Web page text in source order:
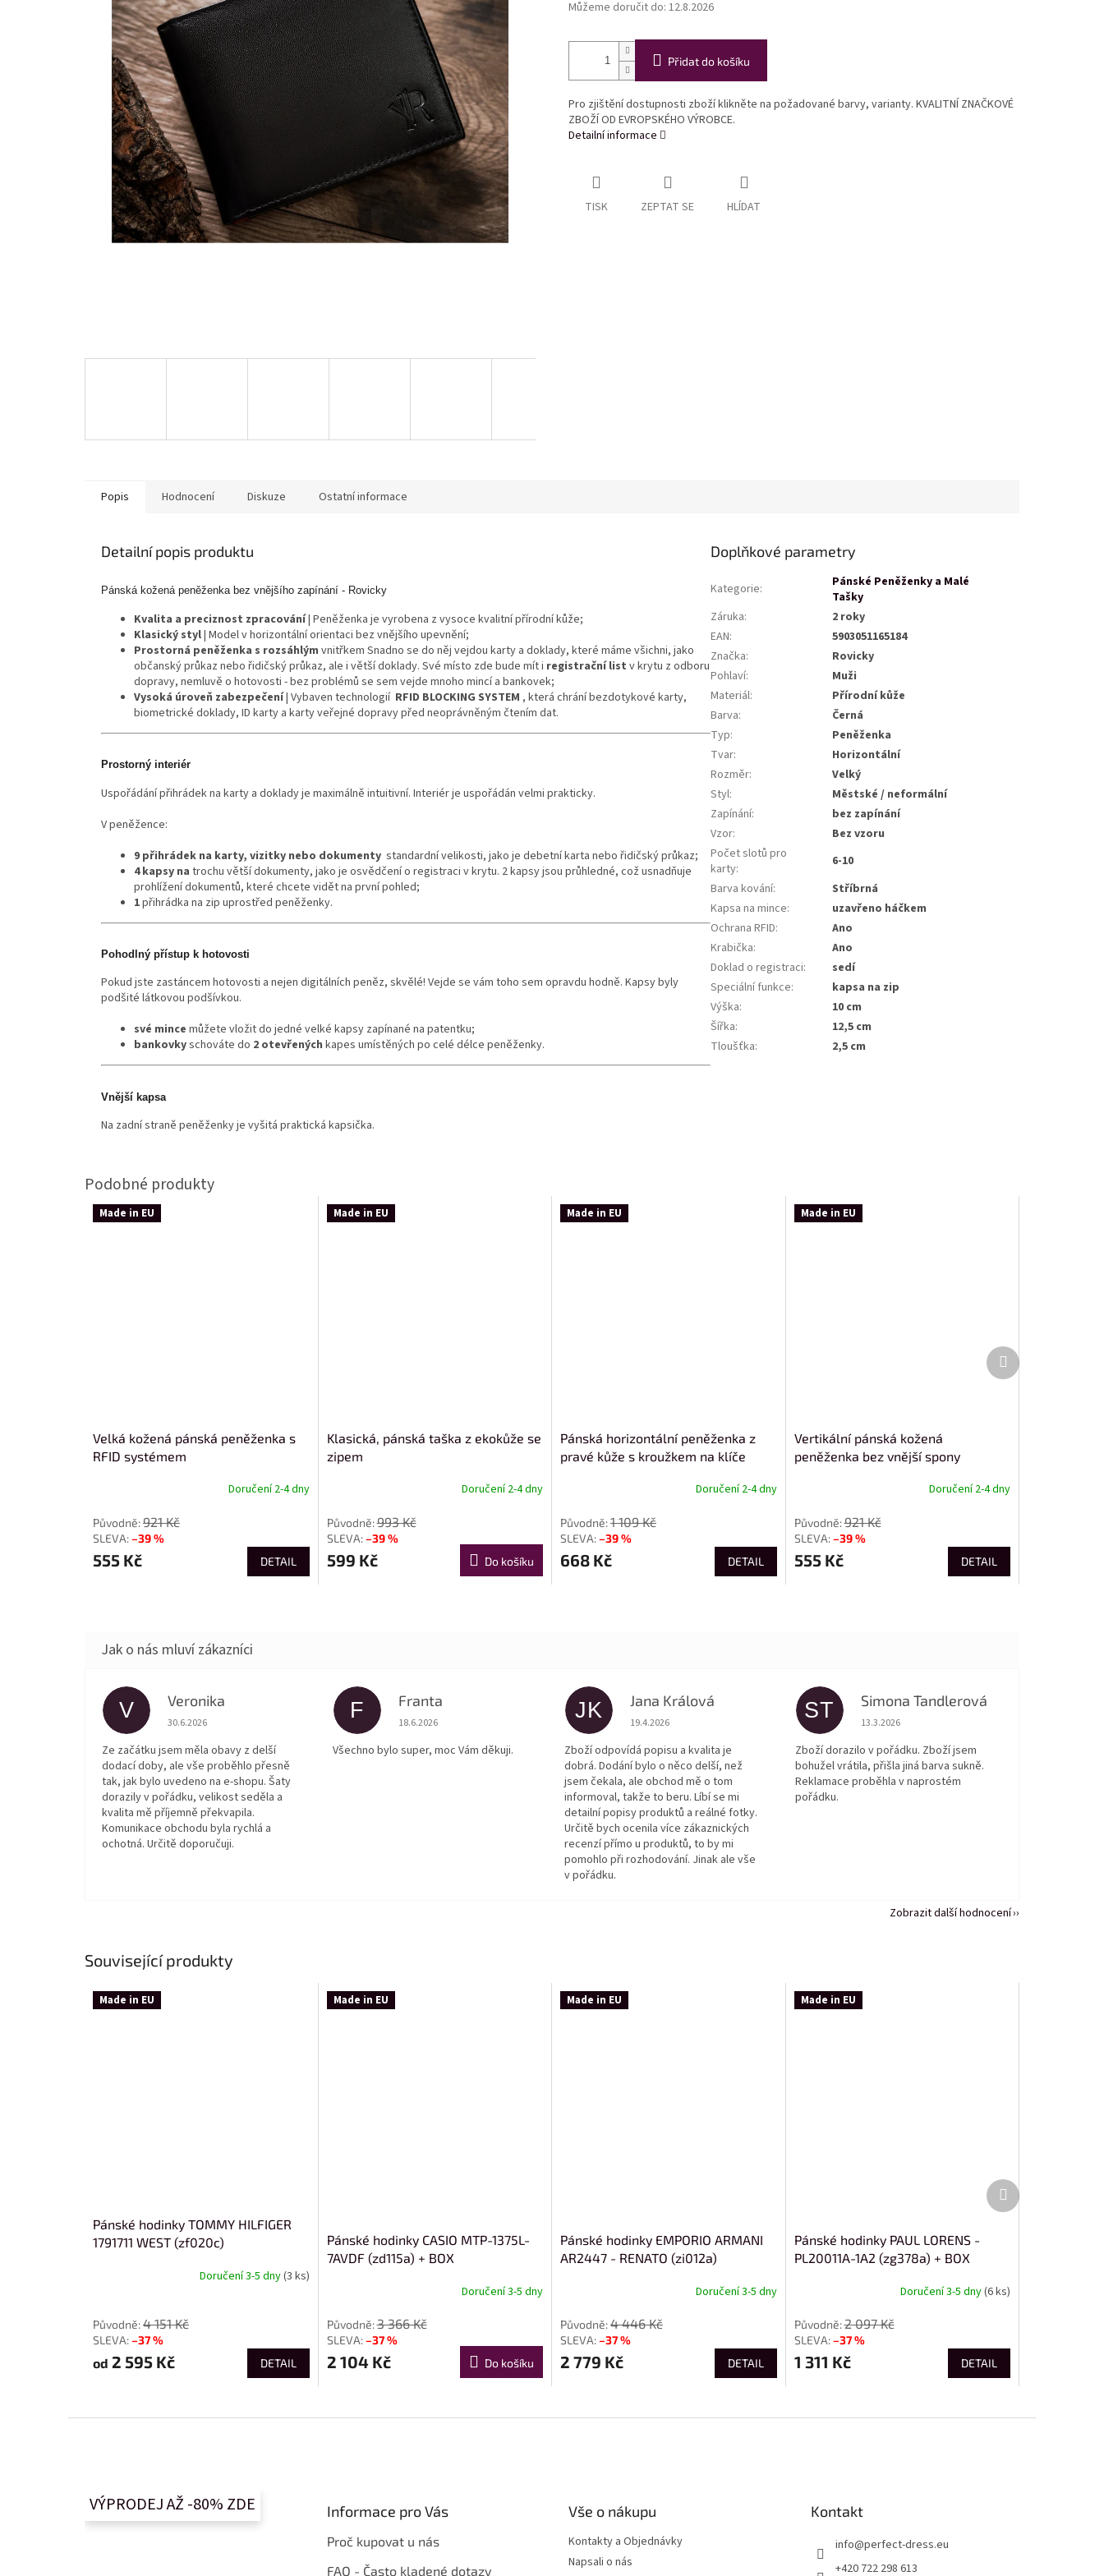
Můžeme doručit do: 12.8.2026
Přidat do košíku
Pro zjištění dostupnosti zboží klikněte na požadované barvy, varianty. KVALITNÍ ZNAČKOVÉ
ZBOŽÍ OD EVROPSKÉHO VÝROBCE.
Detailní informace
TISK ZEPTAT SE HLÍDAT
Související produkty
Made in EU
Pánské hodinky TOMMY HILFIGER
1791711 WEST (zf020c)
Doručení 3-5 dny(3 ks)
4 151 Kč
–37 %
od 2 595 Kč DETAIL
Made in EU
Pánské hodinky CASIO MTP-1375L-
7AVDF (zd115a) + BOX
Doručení 3-5 dny
3 366 Kč
–37 %
2 104 Kč Do košíku
Made in EU
Pánské hodinky EMPORIO ARMANI
AR2447 - RENATO (zi012a)
Doručení 3-5 dny
4 446 Kč
–37 %
2 779 Kč DETAIL
Made in EU
Pánské hodinky PAUL LORENS -
PL20011A-1A2 (zg378a) + BOX
Doručení 3-5 dny(6 ks)
2 097 Kč
–37 %
1 311 Kč DETAIL
Další
produkt
Popis Hodnocení Diskuze Ostatní informace
Detailní popis produktu
Pánská kožená peněženka bez vnějšího zapínání - Rovicky
Kvalita a preciznost zpracování| Peněženka je vyrobena z vysoce kvalitní přírodní kůže;
Klasický styl| Model v horizontální orientaci bez vnějšího upevnění;
Prostorná peněženka s rozsáhlým vnitřkem Snadno se do něj vejdou karty a doklady, které máme všichni, jako
občanský průkaz nebo řidičský průkaz, ale i větší doklady. Své místo zde bude mít i registrační list v krytu z odboru
dopravy, nemluvě o hotovosti - bez problémů se sem vejde mnoho mincí a bankovek;
Vysoká úroveň zabezpečení| Vybaven technologií RFID BLOCKING SYSTEM , která chrání bezdotykové karty,
biometrické doklady, ID karty a karty veřejné dopravy před neoprávněným čtením dat.
Prostorný interiér
Uspořádání přihrádek na karty a doklady je maximálně intuitivní. Interiér je uspořádán velmi prakticky.
V peněžence:
9 přihrádek na karty, vizitky nebo dokumenty standardní velikosti, jako je debetní karta nebo řidičský průkaz;
4kapsy na trochu větší dokumenty, jako je osvědčení o registraci v krytu. 2 kapsy jsou průhledné, což usnadňuje
prohlížení dokumentů, které chcete vidět na první pohled;
1přihrádka na zip uprostřed peněženky.
Pohodlný přístup k hotovosti
Pokud jste zastáncem hotovosti a nejen digitálních peněz, skvělé! Vejde se vám toho sem opravdu hodně. Kapsy byly
podšité látkovou podšívkou.
své mince můžete vložit do jedné velké kapsy zapínané na patentku;
bankovkyschováte do 2 otevřených kapes umístěných po celé délce peněženky.
Vnější kapsa
Na zadní straně peněženky je vyšitá praktická kapsička.
Doplňkové parametry
Kategorie:
Pánské Peněženky a Malé
Tašky
Záruka:
2 roky
EAN:
5903051165184
Značka:
Rovicky
Pohlaví:
Muži
Materiál:
Přírodní kůže
Barva:
Černá
Typ:
Peněženka
Tvar:
Horizontální
Rozměr:
Velký
Styl:
Městské / neformální
Zapínání:
bez zapínání
Vzor:
Bez vzoru
Počet slotů pro
karty:
6-10
Barva kování:
Stříbrná
Kapsa na mince:
uzavřeno háčkem
Ochrana RFID:
Ano
Krabička:
Ano
Doklad o registraci:
sedí
Speciální funkce:
kapsa na zip
Výška:
10 cm
Šířka:
12,5 cm
Tloušťka: 2,5 cm
Made in EU
Velká kožená pánská peněženka s
RFID systémem
Doručení 2-4 dny
921 Kč
–39 %
555 Kč DETAIL
Made in EU
Klasická, pánská taška z ekokůže se
zipem
Doručení 2-4 dny
993 Kč
–39 %
599 Kč Do košíku
Made in EU
Pánská horizontální peněženka z
pravé kůže s kroužkem na klíče
Doručení 2-4 dny
1 109 Kč
–39 %
668 Kč DETAIL
Made in EU
Vertikální pánská kožená
peněženka bez vnější spony
Doručení 2-4 dny
921 Kč
–39 %
555 Kč DETAIL
Další
produkt
V Veronika
Hodnocení obchodu je 5 z 5 hvězdiček.
30.6.2026
Ze začátku jsem měla obavy z delší
dodací doby, ale vše proběhlo přesně
tak, jak bylo uvedeno na e-shopu. Šaty
dorazily v pořádku, velikost seděla a
kvalita mě příjemně překvapila.
Komunikace obchodu byla rychlá a
ochotná. Určitě doporučuji.
F Franta
Hodnocení obchodu je 5 z 5 hvězdiček.
18.6.2026
Všechno bylo super, moc Vám děkuji.
JK Jana Králová
Hodnocení obchodu je 5 z 5 hvězdiček.
19.4.2026
Zboží odpovídá popisu a kvalita je
dobrá. Dodání bylo o něco delší, než
jsem čekala, ale obchod mě o tom
informoval, takže to beru. Líbí se mi
detailní popisy produktů a reálné fotky.
Určitě bych ocenila více zákaznických
recenzí přímo u produktů, to by mi
pomohlo při rozhodování. Jinak ale vše
v pořádku.
ST Simona Tandlerová
Hodnocení obchodu je 5 z 5 hvězdiček.
13.3.2026
Zboží dorazilo v pořádku. Zboží jsem
bohužel vrátila, přišla jiná barva sukně.
Reklamace proběhla v naprostém
pořádku.
Zobrazit další hodnocení
VÝPRODEJ AŽ -80% ZDE Informace pro Vás
Proč kupovat u nás
FAQ - Často kladené dotazy
Vše o nákupu
Kontakty a Objednávky
Napsali o nás
Kontakt
info@perfect-dress.eu
+420 722 298 613